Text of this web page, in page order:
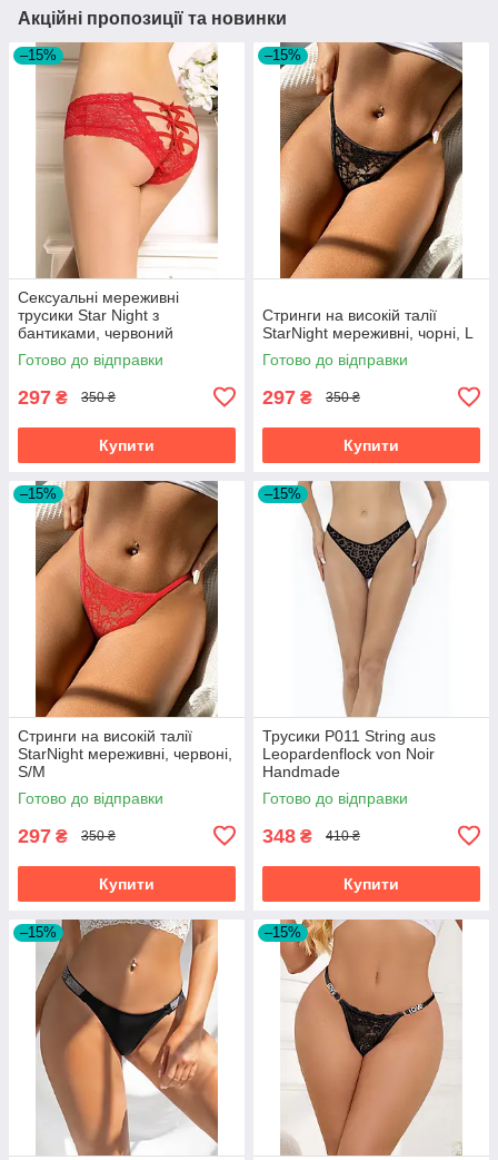
Акційні пропозиції та новинки
–15%
Сексуальні мереживні
трусики Star Night з
бантиками, червоний
Готово до відправки
297 ₴ 350 ₴
Купити
–15%
Стринги на високій талії
StarNight мереживні, чорні, L
Готово до відправки
297 ₴ 350 ₴
Купити
–15%
Стринги на високій талії
StarNight мереживні, червоні,
S/M
Готово до відправки
297 ₴ 350 ₴
Купити
–15%
Трусики P011 String aus
Leopardenflock von Noir
Handmade
Готово до відправки
348 ₴ 410 ₴
Купити
–15% –15%